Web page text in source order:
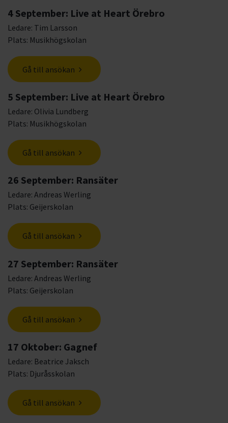
4 September: Live at Heart Örebro
Ledare: Tim Larsson
Plats: Musikhögskolan
Gå till ansökan
5 September: Live at Heart Örebro
Ledare: Olivia Lundberg
Plats: Musikhögskolan
Gå till ansökan
26 September: Ransäter
Ledare: Andreas Werling
Plats: Geijerskolan
Gå till ansökan
27 September: Ransäter
Ledare: Andreas Werling
Plats: Geijerskolan
Gå till ansökan
17 Oktober: Gagnef
Ledare: Beatrice Jaksch
Plats: Djuråsskolan
Gå till ansökan